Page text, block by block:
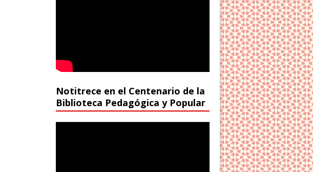
Notitrece en el Centenario de la
Biblioteca Pedagógica y Popular